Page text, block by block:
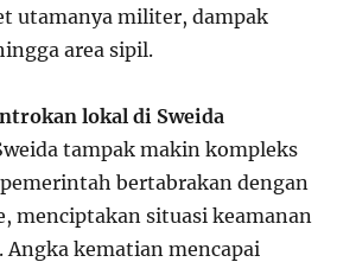
utamanya militer, dampak
area sipil.
lokal di Sweida
tampak makin kompleks
bertabrakan dengan
menciptakan situasi keamanan
Angka kematian mencapai